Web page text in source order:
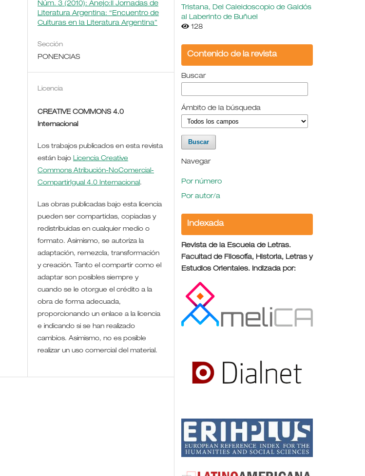
Núm. 3 (2010): Anejo:II Jornadas de
Literatura Argentina: “Encuentro de
Culturas en la Literatura Argentina”
Sección
PONENCIAS
Licencia
CREATIVE COMMONS 4.0
Internacional
Los trabajos publicados en esta revista
están bajoLicencia Creative
Commons Atribución-NoComercial-
CompartirIgual 4.0 Internacional.
Las obras publicadas bajo esta licencia
pueden ser compartidas, copiadas y
redistribuidas en cualquier medio o
formato. Asimismo, se autoriza la
adaptación, remezcla, transformación
y creación. Tanto el compartir como el
adaptar son posibles siempre y
cuando se le otorgue el crédito a la
obra de forma adecuada,
proporcionando un enlace a la licencia
e indicando si se han realizado
cambios. Asimismo, no es posible
realizar un uso comercial del material.
Tristana, Del Caleidoscopio de Galdós
al Laberinto de Buñuel
128
Contenido de la revista
Buscar
Ámbito de la búsqueda
Navegar
Por número
Por autor/a
Indexada
Revista de la Escuela de Letras.
Facultad de Filosofía, Historia, Letras y
Estudios Orientales. Indizada por: